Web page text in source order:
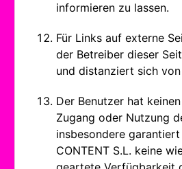
informieren zu lassen.
Für Links auf externe
der Betreiber dieser
und distanziert sich
Der Benutzer hat
Zugang oder Nutzung
insbesondere
CONTENT S.L. keine